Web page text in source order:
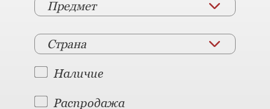
Предмет
Страна
Наличие
Распродажа